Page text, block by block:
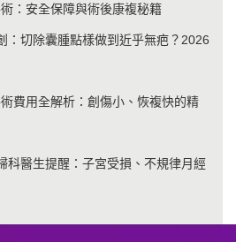
：安全保障與術後康複秘籍
：切除囊腫點樣做到近乎無疤？2026
費用全解析：創傷小、恢複快的精
科醫生提醒：子宮受損、不規律月經